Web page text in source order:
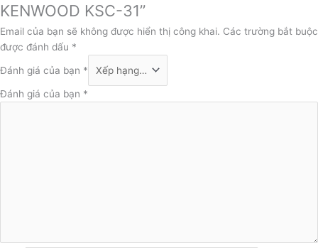
KENWOOD KSC-31”
Email của bạn sẽ không được hiển thị công khai. Các trường bắt buộc
được đánh dấu *
Đánh giá của bạn *
Đánh giá của bạn *